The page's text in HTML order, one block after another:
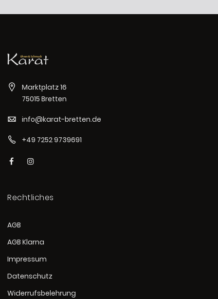
Marktplatz 16
75015 Bretten
info@karat-bretten.de
+49 7252 9739691
Rechtliches
AGB
AGB Klarna
Impressum
Datenschutz
Widerrufsbelehrung